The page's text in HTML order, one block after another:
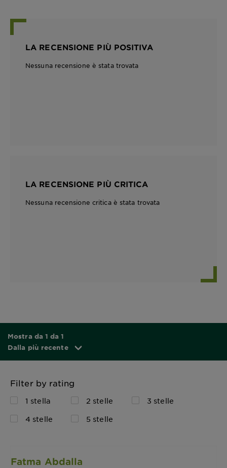
LA RECENSIONE PIÙ POSITIVA
Nessuna recensione è stata trovata
LA RECENSIONE PIÙ CRITICA
Nessuna recensione critica è stata trovata
Mostra da 1 da 1
Dalla più recente
Filter by rating
1 stella 2 stelle
3 stelle
4 stelle
5 stelle
Fatma Abdalla